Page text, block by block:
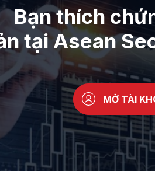
Bạn thích
tại Asean
MỞ TÀI